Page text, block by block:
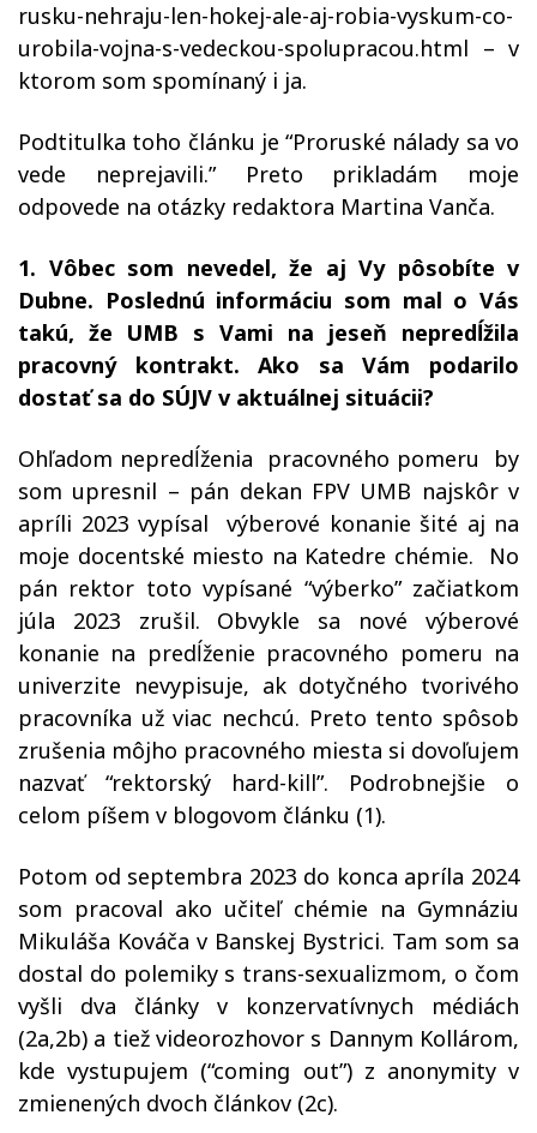
rusku-nehraju-len-hokej-ale-aj-robia-vyskum-co-
urobila-vojna-s-vedeckou-spolupracou.html – v
ktorom som spomínaný i ja.
Podtitulka toho článku je “Proruské nálady sa vo
vede neprejavili.” Preto prikladám moje
odpovede na otázky redaktora Martina Vanča.
1. Vôbec som nevedel, že aj Vy pôsobíte v
Dubne. Poslednú informáciu som mal o Vás
takú, že UMB s Vami na jeseň nepredĺžila
pracovný kontrakt. Ako sa Vám podarilo
dostať sa do SÚJV v aktuálnej situácii?
Ohľadom nepredĺženia pracovného pomeru by
som upresnil – pán dekan FPV UMB najskôr v
apríli 2023 vypísal výberové konanie šité aj na
moje docentské miesto na Katedre chémie. No
pán rektor toto vypísané “výberko” začiatkom
júla 2023 zrušil. Obvykle sa nové výberové
konanie na predĺženie pracovného pomeru na
univerzite nevypisuje, ak dotyčného tvorivého
pracovníka už viac nechcú. Preto tento spôsob
zrušenia môjho pracovného miesta si dovoľujem
nazvať “rektorský hard-kill”. Podrobnejšie o
celom píšem v blogovom článku (1).
Potom od septembra 2023 do konca apríla 2024
som pracoval ako učiteľ chémie na Gymnáziu
Mikuláša Kováča v Banskej Bystrici. Tam som sa
dostal do polemiky s trans-sexualizmom, o čom
vyšli dva články v konzervatívnych médiách
(2a,2b) a tiež videorozhovor s Dannym Kollárom,
kde vystupujem (“coming out”) z anonymity v
zmienených dvoch článkov (2c).